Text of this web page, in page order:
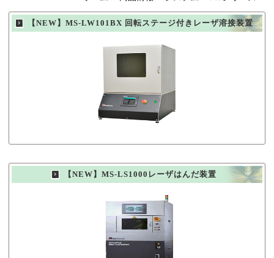
【NEW】MS-LW101BX 回転ステージ付きレーザ溶接装置
【NEW】MS-LS1000レーザはんだ装置